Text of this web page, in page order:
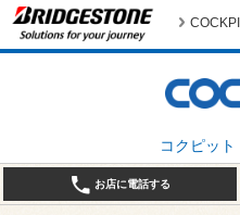
コクピッ
お店に電話する